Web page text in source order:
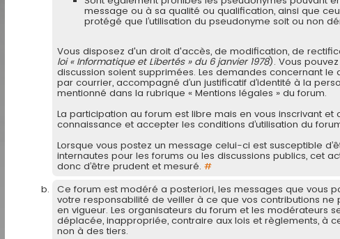
message ou à sa qualité ou qualification, ainsi que
protégé que l’utilisation du pseudonyme soit ou non
Vous disposez d'un droit d'accès, de modification, de
loi « Informatique et Libertés » du 6 janvier 1978). Vous
discussion soient supprimées. Les demandes concernant
par courrier, accompagné d’un justificatif d’identité à la
mentionné dans la rubrique « Mentions légales » du forum.
La participation au forum est libre mais en vous inscrivant et
connaissance et accepter les conditions d’utilisation du
Lorsque vous postez un message celui-ci est susceptible
internautes pour les forums ou les discussions publics, cet
donc d’être prudent et mesuré. #
Ce forum est modéré a posteriori, les messages que vous
votre responsabilité de veiller à ce que vos contributions
en vigueur. Les organisateurs du forum et les modérateurs
déplacée, inappropriée, contraire aux lois et règlements, à
non à des tiers.